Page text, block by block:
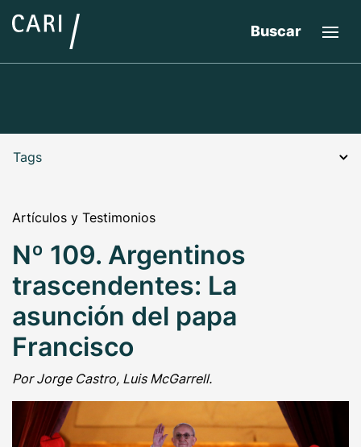
Buscar
Artículos y Testimonios
Nº 109. Argentinos
trascendentes: La
asunción del papa
Francisco
Por Jorge Castro, Luis McGarrell.
Tags